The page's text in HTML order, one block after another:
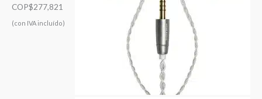
COP$277,821
(con IVA incluído)